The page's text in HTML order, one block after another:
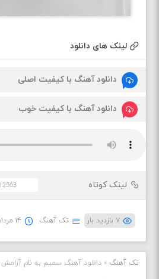
لینک های دانلود
دانلود آهنگ با کیفیت اصلی
دانلود آهنگ با کیفیت خوب
لینک کوتاه
۷ بازدید بار تک آهنگ ۱۴ مرداد ۱۴۰۲
تک آهنگ »دانلود آهنگ سمیم به نام